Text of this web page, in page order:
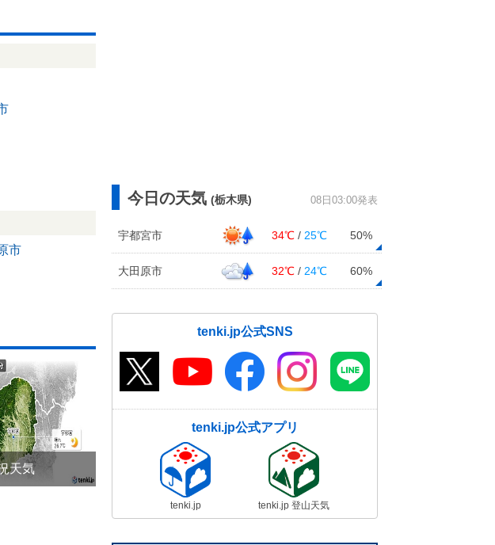
市
天気
今日の天気 (栃木県) 08日03:00発表
宇都宮市 34℃ / 25℃ 50%
大田原市 32℃ / 24℃ 60%
tenki.jp公式SNS
tenki.jp公式アプリ
tenki.jp tenki.jp 登山天気